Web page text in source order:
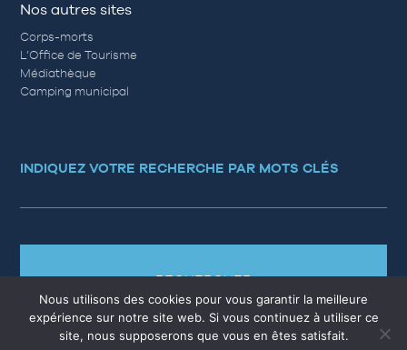
Nos autres sites
Corps-morts
L’Office de Tourisme
Médiathèque
Camping municipal
INDIQUEZ VOTRE RECHERCHE PAR MOTS CLÉS
RECHERCHER
Nous utilisons des cookies pour vous garantir la meilleure
expérience sur notre site web. Si vous continuez à utiliser ce
site, nous supposerons que vous en êtes satisfait.